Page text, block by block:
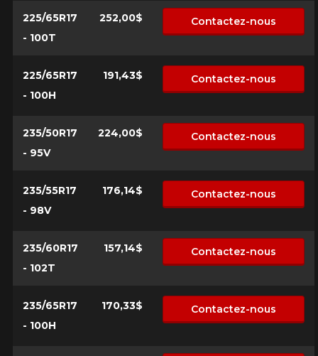
225/65R17
- 100T
252,00$ Contactez-nous
225/65R17
- 100H
191,43$ Contactez-nous
235/50R17
- 95V
224,00$ Contactez-nous
235/55R17
- 98V
176,14$ Contactez-nous
235/60R17
- 102T
157,14$ Contactez-nous
235/65R17
- 100H
170,33$ Contactez-nous